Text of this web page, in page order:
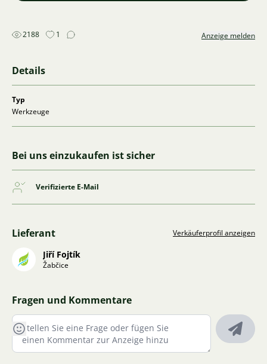
2188 1 Anzeige melden
Details
Typ
Werkzeuge
Bei uns einzukaufen ist sicher
Verifizierte E-Mail
Lieferant Verkäuferprofil anzeigen
Jiří Fojtík
Žabčice
Fragen und Kommentare